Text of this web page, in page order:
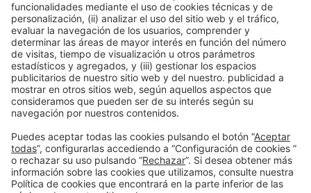
Información generalAviso legalPolítica de privacidad
Política de cookies
#PISCINABARCELONA